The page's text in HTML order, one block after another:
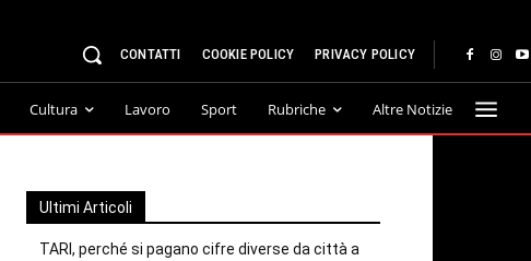
CONTATTI COOKIE POLICY PRIVACY POLICY
Cultura Lavoro Sport Rubriche Altre Notizie
Ultimi Articoli
TARI, perché si pagano cifre diverse da città a